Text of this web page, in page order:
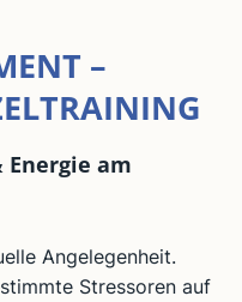
–
am
Angelegenheit.
Stressoren auf